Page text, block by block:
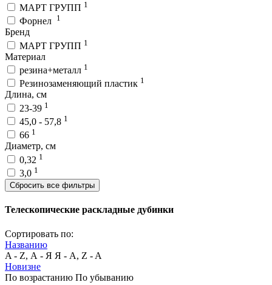
МАРТ ГРУПП 1
Форнел 1
Бренд
МАРТ ГРУПП 1
Материал
резина+металл 1
Резинозаменяющий пластик 1
Длина, см
23-39 1
45,0 - 57,8 1
66 1
Диаметр, см
0,32 1
3,0 1
Сбросить все фильтры
Телескопические раскладные дубинки
Сортировать по:
Названию
A - Z, А - Я Я - А, Z - A
Новизне
По возрастанию По убыванию